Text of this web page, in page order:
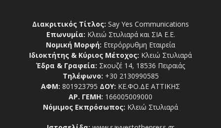
Διακριτικός Τίτλος: Say Yes Communications
Επωνυμία: Κλειώ Στυλιαρά και ΣΙΑ Ε.Ε.
Νομική Μορφή: Ετερόρρυθμη Εταιρεία
Ιδιοκτήτης & Κύριος Μέτοχος: Κλειώ Στυλιαρά
Έδρα & Γραφεία: Σκουζέ 14, 18536 Πειραιάς
Τηλέφωνο: +30 2130990585
ΑΦΜ: 801923795 ΔΟΥ: ΚΕ.ΦΟ.ΔΕ ΑΤΤΙΚΗΣ
ΑΡ. ΓΕΜΗ: 166005009000
Νόμιμος Εκπρόσωπος: Κλειώ Στυλιαρά